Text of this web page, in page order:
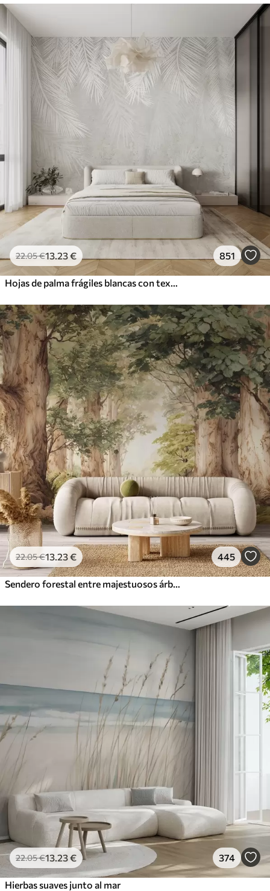
22.05€13 .23€ 851
22.05€13 .23€ 445
22.05€13 .23€ 374
Hierbas suaves junto al mar